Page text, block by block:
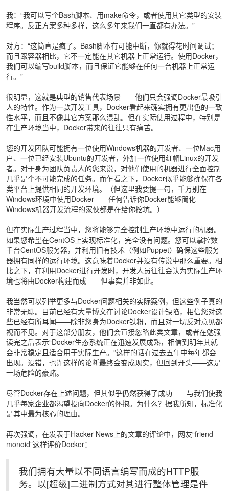
我：“我可以写个Bash脚本、用make命令，或者使用其它类型的安装
程序。反正方案多种多样，这么多年来我们一直都有办法。”
对方：“这简直是疯了。Bash脚本有可能中断，你就得花时间调试；
而且跟容器相比，它不一定能在其它机器上正常运行。使用Docker，
我们可以编写build脚本，而且保证它能够在任何一台机器上正常运
行。”
很明显，这就是典型的销售代表场景——他们只会强调Docker最吸引
人的特性。作为一款开发工具，Docker看起来确实拥有更出色的一致
性水平，而且不像其它方案那么混乱。但在实际使用过程中，特别是
在生产环境当中，Docker带来的往往只有痛苦。
您的开发团队可能拥有一位使用Windows机器的开发者、一位Mac用
户、一位已经安装Ubuntu的开发者，外加一位使用红帽Linux的开发
者。对于身为团队负责人的您来说，对他们使用的机器进行全面控制
几乎是个不可能完成的任务。而乍看之下，Docker似乎能够确保在各
类平台上提供相同的开发环境。（但这里我要提一句，千万别在
Windows环境中使用Docker——任何告诉你Docker能够简化
Windows机器开发流程的家伙都是在给你挖坑。）
但在实际生产过程当中，您将能够完全控制生产环境中运行的机器。
如果您希望在CentOS上实现标准化，完全没有问题。您可以掌控数
千台CentOS服务器，并利用旧有技术（例如Puppet）确保这些服务
器拥有同样的运行环境。这意味着Docker并没有传说中那么重要。相
比之下，在利用Docker进行开发时，开发人员往往会认为实际生产环
境也将由Docker构建而成——但事实并非如此。
我当然可以列举更多与Docker问题相关的实际案例，但这些例子真的
非常无聊。目前已经有大量博文在讨论Docker设计缺陷，相信您对这
些已经有所耳闻——除非您身为Docker铁粉，而且对一切反对意见都
视而不见。对于这部分朋友，他们会直接忽略此类文章，或者在勉强
读完之后表示“Docker生态系统正在迅速发展成熟，相信到明年其就
会非常稳定且适合用于实际生产。”这样的话在过去五年中每年都会
出现。没错，也许这样的论断最终会变成现实，但回到开头——这是
一场危险的豪赌。
尽管Docker存在上述问题，但其似乎仍然获得了成功——与我们使我
几乎每家企业都渴望投向Docker的怀抱。为什么？据我所知，标准化
是其中最为核心的理由。
再次强调，在发表于Hacker News上的文章的评论中，网友“friend-
monoid”这样评价Docker：
我们拥有大量以不同语言编写而成的HTTP服
务。以[超级]二进制方式对其进行整体管理是件